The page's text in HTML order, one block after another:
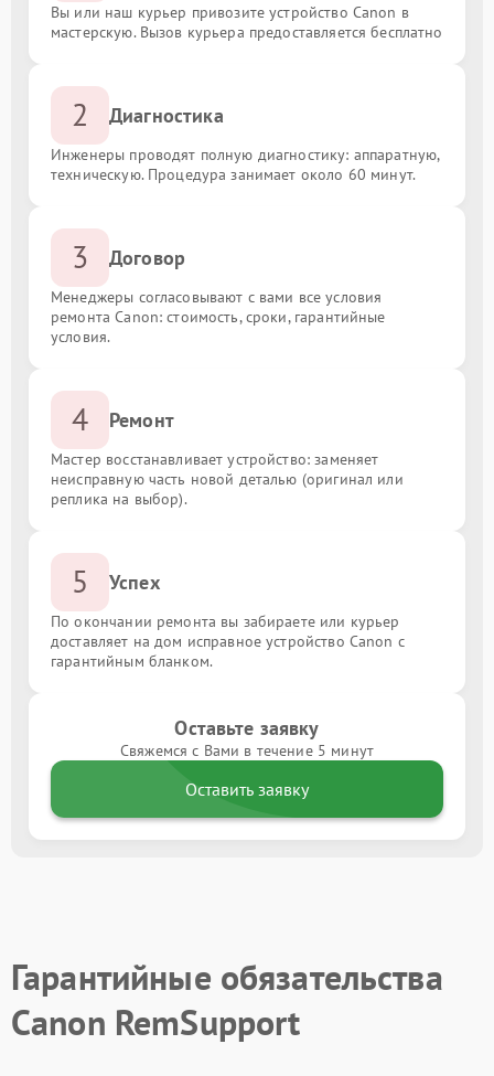
Вы или наш курьер привозите устройство Canon в
мастерскую. Вызов курьера предоставляется бесплатно
2 Диагностика
Инженеры проводят полную диагностику: аппаратную,
техническую. Процедура занимает около 60 минут.
3 Договор
Менеджеры согласовывают с вами все условия
ремонта Canon: стоимость, сроки, гарантийные
условия.
4 Ремонт
Мастер восстанавливает устройство: заменяет
неисправную часть новой деталью (оригинал или
реплика на выбор).
5 Успех
По окончании ремонта вы забираете или курьер
доставляет на дом исправное устройство Canon с
гарантийным бланком.
Оставьте заявку
Свяжемся с Вами в течение 5 минут
Оставить заявку
Гарантийные обязательства
Canon RemSupport